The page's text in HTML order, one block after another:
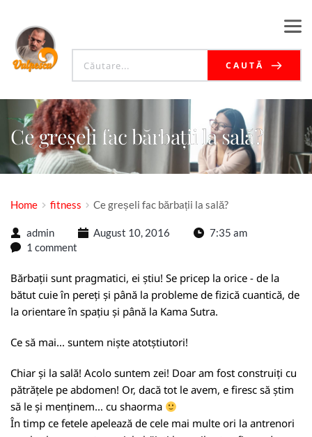
CAUTĂ
Ce greșeli fac bărbații la sală?
Home fitness Ce greșeli fac bărbații la sală?
admin August 10, 2016
7:35 am
1 comment
Bărbații sunt pragmatici, ei știu! Se pricep la orice - de la
bătut cuie în pereți și până la probleme de fizică cuantică, de
la orientare în spațiu și până la Kama Sutra.
Ce să mai... suntem niște atotștiutori!
Chiar și la sală! Acolo suntem zei! Doar am fost construiți cu
pătrățele pe abdomen! Or, dacă tot le avem, e firesc să știm
să le și menținem... cu shaorma
În timp ce fetele apelează de cele mai multe ori la antrenori